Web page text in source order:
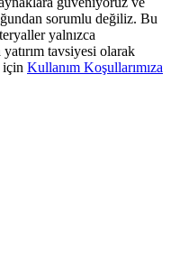
sorumlu değiliz. Bu
yalnızca
tavsiyesi olarak
için Kullanım Koşullarımıza